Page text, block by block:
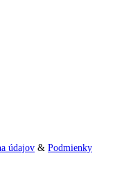
údajov & Podmienky